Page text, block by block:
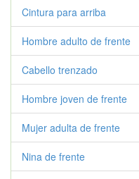
Cintura para arriba
Hombre adulto de frente
Cabello trenzado
Hombre joven de frente
Mujer adulta de frente
Nina de frente